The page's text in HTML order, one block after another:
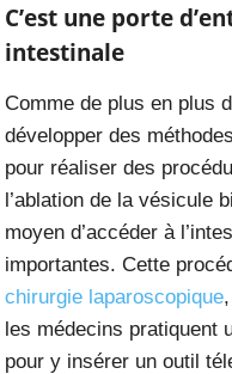
C’est une porte
intestinale
Comme de plus en plus
développer des
pour réaliser des
l’ablation de la vésicule
moyen d’accéder à
importantes. Cette
chirurgie laparoscopique
les médecins pratiquent
pour y insérer un outil